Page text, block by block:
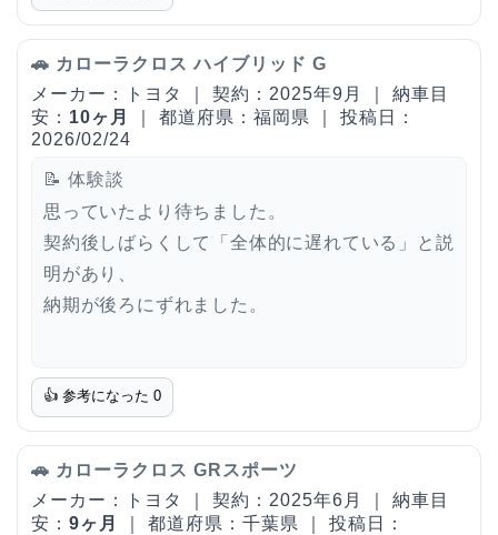
🚗 カローラクロス ハイブリッド G
メーカー：トヨタ ｜ 契約：2025年9月 ｜ 納車目
安： 10ヶ月
｜ 都道府県：福岡県 ｜ 投稿日：
2026/02/24
📝 体験談
思っていたより待ちました。
契約後しばらくして「全体的に遅れている」と説
明があり、
納期が後ろにずれました。
👍 参考になった 0
🚗 カローラクロス GRスポーツ
メーカー：トヨタ ｜ 契約：2025年6月 ｜ 納車目
安： 9ヶ月
｜ 都道府県：千葉県 ｜ 投稿日：